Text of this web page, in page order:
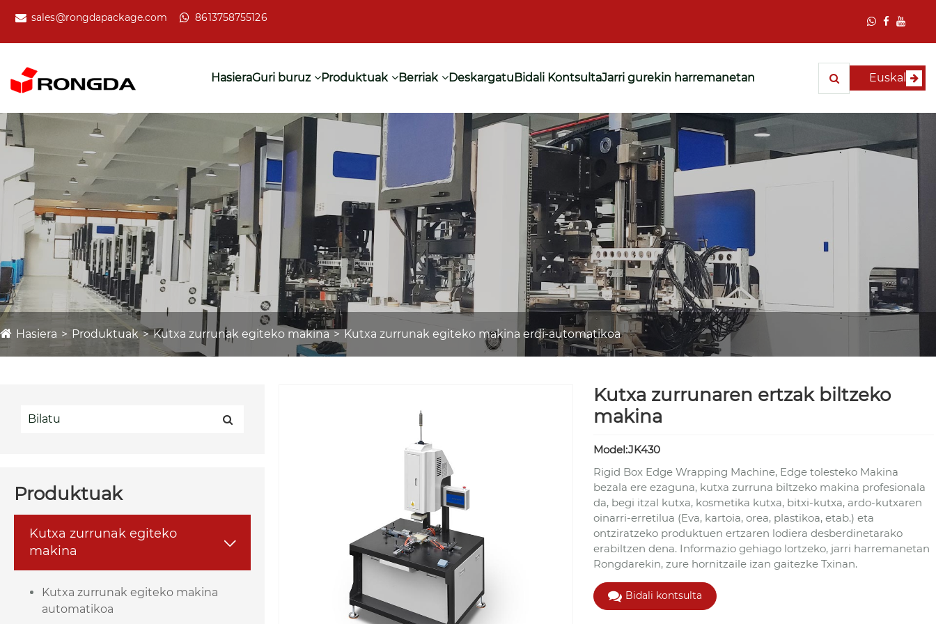
sales@rongdapackage.com 8613758755126
HasieraGuri buruz Produktuak Berriak DeskargatuBidali KontsultaJarri gurekin harremanetan Euskal
Hasiera Produktuak Kutxa zurrunak egiteko makina Kutxa zurrunak egiteko makina erdi-automatikoa
Produktuak
Kutxa zurrunak egiteko
makina

Kutxa zurrunak egiteko makina
automatikoa
Kutxa zurrunaren ertzak biltzeko
makina
Model:JK430
Rigid Box Edge Wrapping Machine, Edge tolesteko Makina
bezala ere ezaguna, kutxa zurruna biltzeko makina profesionala
da, begi itzal kutxa, kosmetika kutxa, bitxi-kutxa, ardo-kutxaren
oinarri-erretilua (Eva, kartoia, orea, plastikoa, etab.) eta
ontziratzeko produktuen ertzaren lodiera desberdinetarako
erabiltzen dena. Informazio gehiago lortzeko, jarri harremanetan
Rongdarekin, zure hornitzaile izan gaitezke Txinan.
Bidali kontsulta